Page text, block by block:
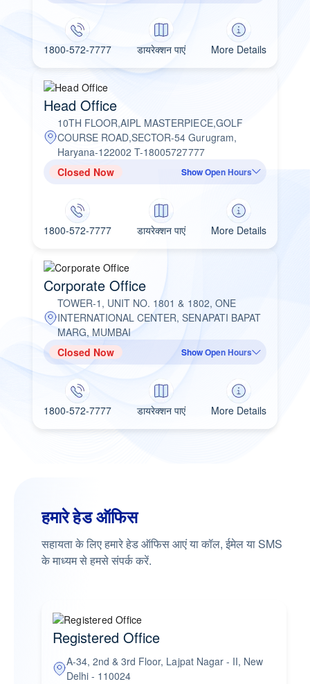
1800-572-7777 डायरेक्शन पाएं More Details
Head Office
10TH FLOOR,AIPL MASTERPIECE,GOLF
COURSE ROAD,SECTOR-54 Gurugram,
Haryana-122002 T-18005727777
Closed Now
Show Open Hours
1800-572-7777 डायरेक्शन पाएं More Details
Corporate Office
TOWER-1, UNIT NO. 1801 & 1802, ONE
INTERNATIONAL CENTER, SENAPATI BAPAT
MARG, MUMBAI
Closed Now
Show Open Hours
1800-572-7777 डायरेक्शन पाएं More Details
हमारे हेड ऑफिस
सहायता के लिए हमारे हेड ऑफिस आएं या कॉल, ईमेल या SMS
के माध्यम से हमसे संपर्क करें.
Registered Office
A-34, 2nd & 3rd Floor, Lajpat Nagar - II, New
Delhi - 110024